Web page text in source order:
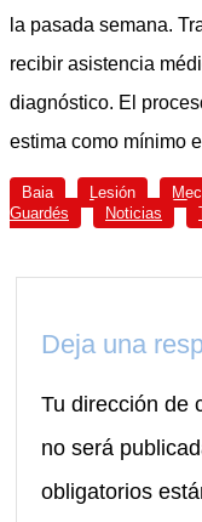
la pasada semana.
recibir asistencia
diagnóstico. El
estima como mínimo
Baja Lesión
Guardés
Noticias
Deja una
Tu dirección de
no será
obligatorios